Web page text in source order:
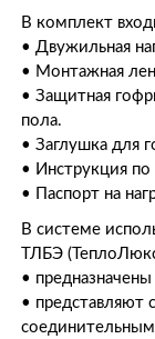
В комплект
• Двужильная
• Монтажная
• Защитная
пола.
• Заглушка для
• Инструкция
• Паспорт на
В системе
ТЛБЭ
•
• представляют